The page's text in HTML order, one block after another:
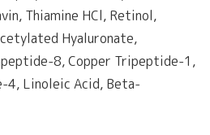
Thiamine HCl, Retinol,
Hyaluronate,
8, Copper Tripeptide-1,
4, Linoleic Acid, Beta-